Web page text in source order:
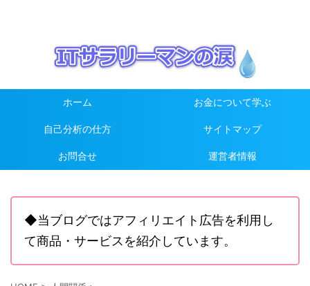
ホーム お金について学ぶ
自己分析の仕方 サイトマップ
お問合せ 運営者情報
◆当ブログではアフィリエイト広告を利用し
て商品・サービスを紹介しています。